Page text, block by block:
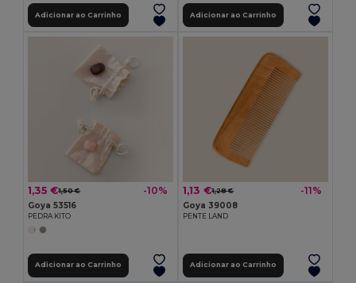
Adicionar ao Carrinho Adicionar ao Carrinho
1,35 €1,50 € -10%
Goya 53516
PEDRA KITO
Adicionar ao Carrinho
1,13 €1,28 € -11%
Goya 39008
PENTE LAND
Adicionar ao Carrinho